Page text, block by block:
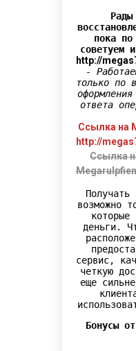
пока
http://
-
только по
ответа
Ссылка на
http://
Ссылка
Получать
возможно
которые
деньги.
сервис,
четкую
еще
Бонусы